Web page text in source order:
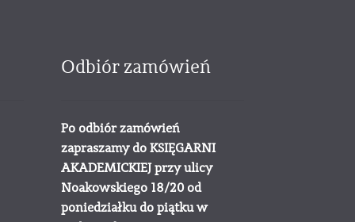
Odbiór zamówień
Po odbiór zamówień
zapraszamy do KSIĘGARNI
AKADEMICKIEJ przy ulicy
Noakowskiego 18/20 od
poniedziałku do piątku w